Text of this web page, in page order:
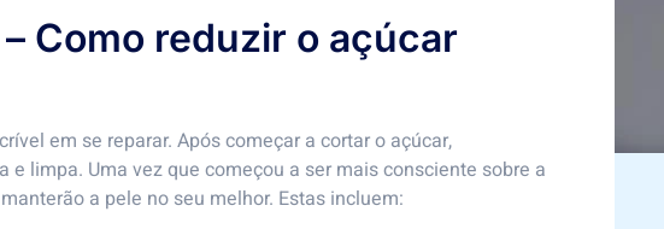
Como reduzir o açúcar
em se reparar. Após começar a cortar o açúcar,
limpa. Uma vez que começou a ser mais consciente sobre a
a pele no seu melhor. Estas incluem: